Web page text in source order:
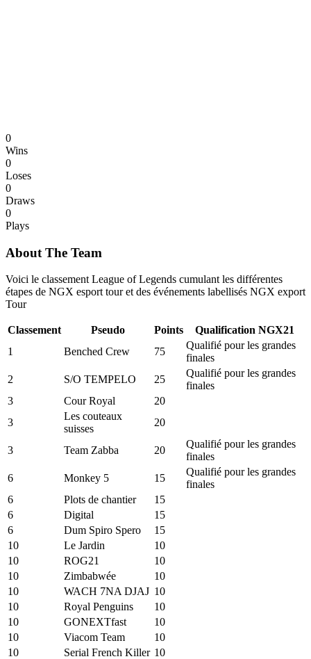
0
Wins
0
Loses
0
Draws
0
Plays
About The Team
Voici le classement League of Legends cumulant les différentes
étapes de NGX esport tour et des événements labellisés NGX export
Tour
Classement Pseudo Points
Qualification NGX21
1
Benched Crew 75
Qualifié pour les grandes
finales
2
S/O TEMPELO 25
Qualifié pour les grandes
finales
3
Cour Royal
20
3
Les couteaux
suisses
20
3 Team Zabba 20
Qualifié pour les grandes
finales
6
Monkey 5 15
Qualifié pour les grandes
finales
6
Plots de chantier
15
6
Digital
15
6
Dum Spiro Spero
15
10
Le Jardin
10
10
ROG21
10
10
Zimbabwée
10
10
WACH 7NA DJAJ 10
10
Royal Penguins
10
10
GONEXTfast
10
10
Viacom Team
10
10
Serial French Killer 10